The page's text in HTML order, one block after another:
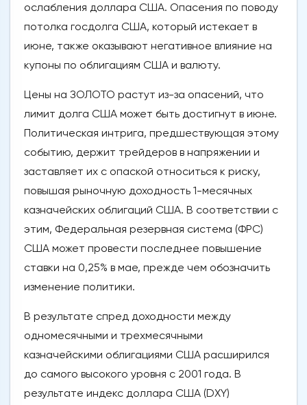
ослабления доллара США. Опасения по поводу
потолка госдолга США, который истекает в
июне, также оказывают негативное влияние на
купоны по облигациям США и валюту.
Цены на ЗОЛОТО растут из-за опасений, что
лимит долга США может быть достигнут в июне.
Политическая интрига, предшествующая этому
событию, держит трейдеров в напряжении и
заставляет их с опаской относиться к риску,
повышая рыночную доходность 1-месячных
казначейских облигаций США. В соответствии с
этим, Федеральная резервная система (ФРС)
США может провести последнее повышение
ставки на 0,25% в мае, прежде чем обозначить
изменение политики.
В результате спред доходности между
одномесячными и трехмесячными
казначейскими облигациями США расширился
до самого высокого уровня с 2001 года. В
результате индекс доллара США (DXY)